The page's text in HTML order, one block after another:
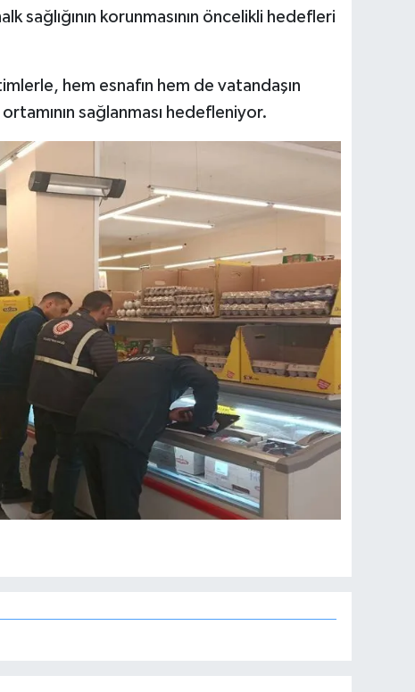
sağlığının korunmasının öncelikli hedefleri
hem esnafın hem de vatandaşın
sağlanması hedefleniyor.